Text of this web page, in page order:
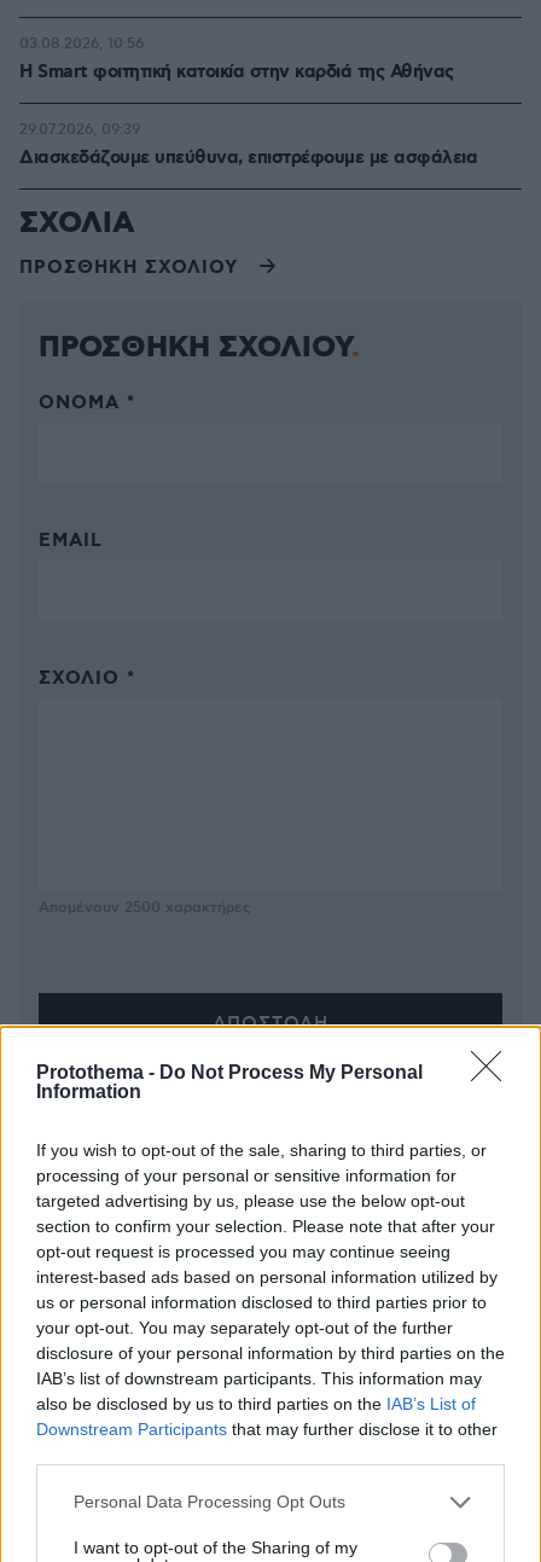
Protothema - Do Not Process My Personal
Information
If you wish to opt-out of the sale, sharing to third parties, or
processing of your personal or sensitive information for
targeted advertising by us, please use the below opt-out
section to confirm your selection. Please note that after your
opt-out request is processed you may continue seeing
interest-based ads based on personal information utilized by
us or personal information disclosed to third parties prior to
your opt-out. You may separately opt-out of the further
disclosure of your personal information by third parties on the
IAB’s list of downstream participants. This information may
also be disclosed by us to third parties on the IAB’s List of
Downstream Participants that may further disclose it to other
Please note that this website/app uses one or more Google
not limited to your visit or usage behaviour. You may click to
Personal Data Processing Opt Outs
I want to opt-out of the Sharing of my
Η Smart φοιτητική κατοικία στην καρδιά της Αθήνας
03.08.2026, 10:56
Διασκεδάζουμε υπεύθυνα, επιστρέφουμε με ασφάλεια
29.07.2026, 09:39
ΣΧΟΛΙΑ
ΠΡΟΣΘΗΚΗ ΣΧΟΛΙΟΥ
ΠΡΟΣΘΗΚΗ ΣΧΟΛΙΟΥ
ΌΝΟΜΑ *
EMAIL
ΣΧΌΛΙΟ *
Απομένουν 2500 χαρακτήρες
ΡΟΗ ΕΙΔΗΣΕΩΝ
Ειδήσεις Δημοφιλή Σχολιασμένα
Συγκλονιστικό βίντεο από χειρουργείο την ώρα του
σεισμού των 7,1R στην Ιαπωνία: Τα πάντα κλυδωνίζονται,
δύο προσπάθησαν να προστατεύσουν τον ασθενή
πριν 9 λεπτά
περισυνελέγη
πριν 15 λεπτά
πριν 17 λεπτά